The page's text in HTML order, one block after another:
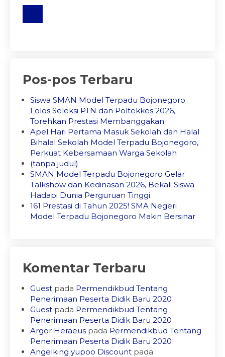
Pos-pos Terbaru
Siswa SMAN Model Terpadu Bojonegoro
Lolos Seleksi PTN dan Poltekkes 2026,
Torehkan Prestasi Membanggakan
Apel Hari Pertama Masuk Sekolah dan Halal
Bihalal Sekolah Model Terpadu Bojonegoro,
Perkuat Kebersamaan Warga Sekolah
(tanpa judul)
SMAN Model Terpadu Bojonegoro Gelar
Talkshow dan Kedinasan 2026, Bekali Siswa
Hadapi Dunia Perguruan Tinggi
161 Prestasi di Tahun 2025! SMA Negeri
Model Terpadu Bojonegoro Makin Bersinar
Komentar Terbaru
Guest pada Permendikbud Tentang
Penerimaan Peserta Didik Baru 2020
Guest pada Permendikbud Tentang
Penerimaan Peserta Didik Baru 2020
Argor Heraeus pada Permendikbud Tentang
Penerimaan Peserta Didik Baru 2020
Angelking yupoo Discount pada